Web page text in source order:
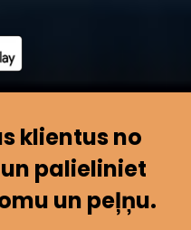
klientus no
palieliniet
un peļņu.